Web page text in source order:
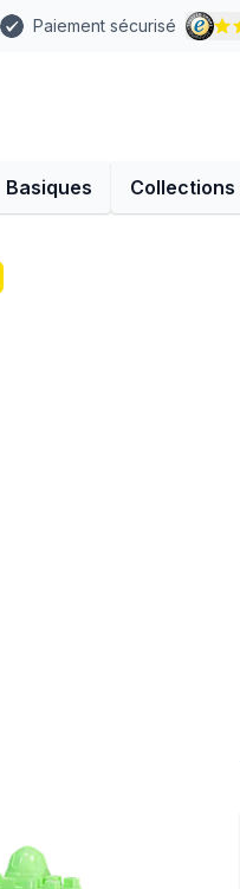
Paiement sécurisé
Basiques Collections